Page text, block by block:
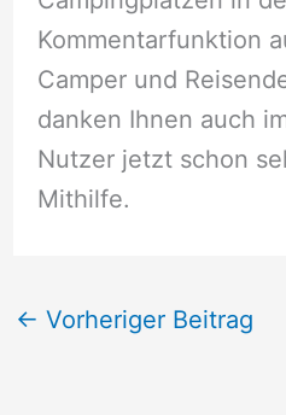
Kommentarfunktion
Camper und
danken Ihnen auch
Nutzer jetzt schon
Mithilfe.
← Vorheriger Beitrag